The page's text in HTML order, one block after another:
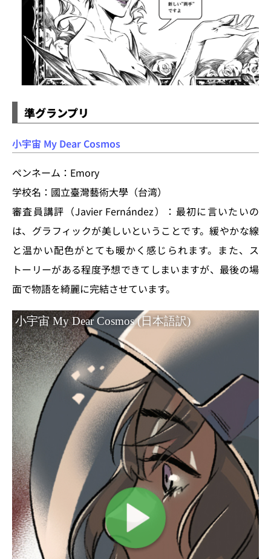
準グランプリ
小宇宙 My Dear Cosmos
ペンネーム：Emory
学校名：國立臺灣藝術大學（台湾）
審査員講評（Javier Fernández）：最初に言いたいの
は、グラフィックが美しいということです。緩やかな線
と温かい配色がとても暖かく感じられます。また、ス
トーリーがある程度予想できてしまいますが、最後の場
面で物語を綺麗に完結させています。